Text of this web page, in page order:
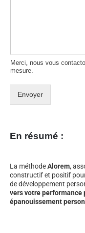
Merci, nous vous
mesure.
Envoyer
En résumé :
La méthodeAlorem,
constructif et positif
de développement
vers votre
épanouissement